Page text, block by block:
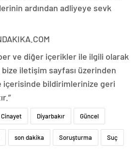
ardından adliyeye sevk
ve diğer içerikler ile ilgili olarak
iletişim sayfası üzerinden
içerisinde bildirimlerinize geri
Cinayet Diyarbakır Güncel
son dakika Soruşturma Suç